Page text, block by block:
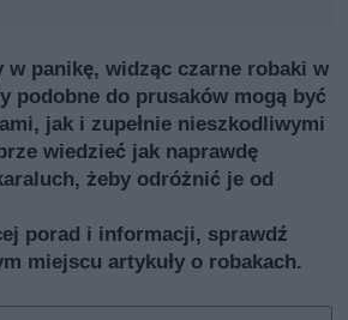
w panikę, widząc czarne robaki w
podobne do prusaków mogą być
jak i zupełnie nieszkodliwymi
wiedzieć jak naprawdę
żeby odróżnić je od
porad i informacji, sprawdź
miejscu artykuły o robakach.